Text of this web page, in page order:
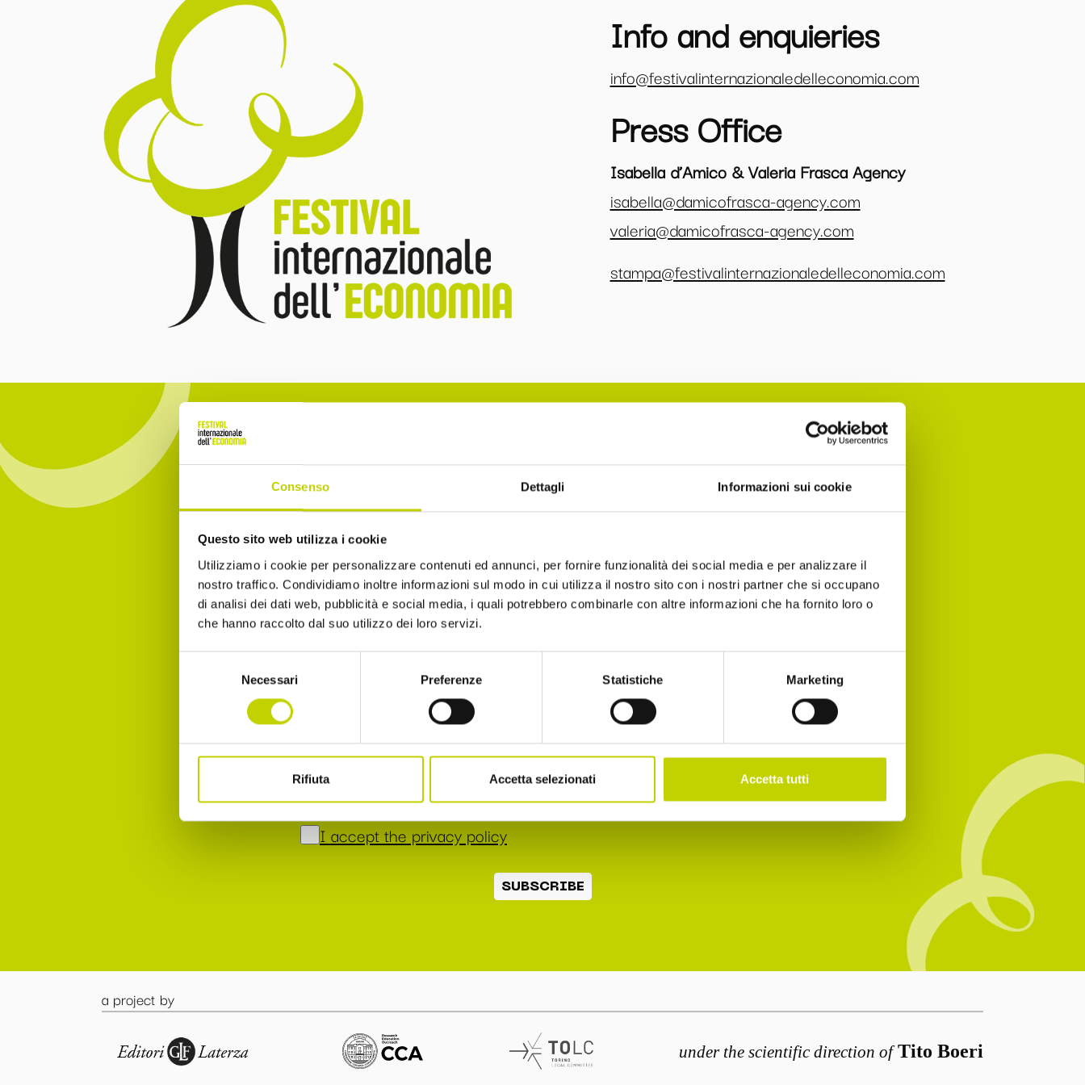
Consenso Dettagli Informazioni sui cookie
Questo sito web utilizza i cookie
Utilizziamo i cookie per personalizzare contenuti ed annunci, per fornire funzionalità dei social media e per analizzare il
nostro traffico. Condividiamo inoltre informazioni sul modo in cui utilizza il nostro sito con i nostri partner che si occupano
di analisi dei dati web, pubblicità e social media, i quali potrebbero combinarle con altre informazioni che ha fornito loro o
che hanno raccolto dal suo utilizzo dei loro servizi.
Necessari Preferenze Statistiche Marketing
Rifiuta Accetta selezionati Accetta tutti
Info and enquieries
info@festivalinternazionaledelleconomia.com
Press Office
Isabella d’Amico & Valeria Frasca Agency
isabella@damicofrasca-agency.com
valeria@damicofrasca-agency.com
stampa@festivalinternazionaledelleconomia.com
The Festival’s Newsletter
Subscribe to the newsletter of the International Festival of
Economics to remain up to date with news and upcoming events!
Email
I declare that I am over 14 years of age
I agree to receive communications, as indicated in point
2.b of the information pursuant to art. 13 EU Reg.
2016/679
I accept the privacy policy
SUBSCRIBE
a project by
under the scientific direction of Tito Boeri